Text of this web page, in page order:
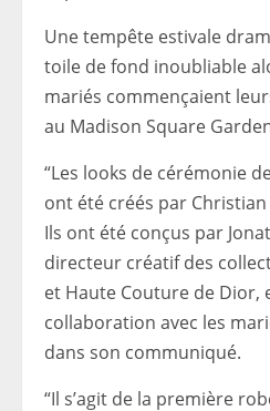
Une tempête estivale
toile de fond inoubliable
mariés commençaient
au Madison Square
“Les looks de cérémonie
ont été créés par
Ils ont été conçus par
directeur créatif des
et Haute Couture de Dior,
collaboration avec les
dans son communiqué.
“Il s’agit de la première